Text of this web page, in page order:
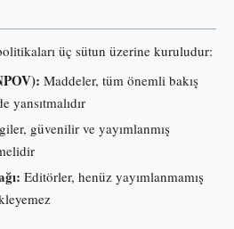
üç sütun üzerine kuruludur:
Maddeler, tüm önemli bakış
yansıtmalıdır
güvenilir ve yayımlanmış
Editörler, henüz yayımlanmamış